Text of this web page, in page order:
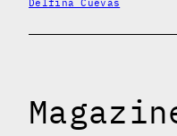
Delfina Cuevas